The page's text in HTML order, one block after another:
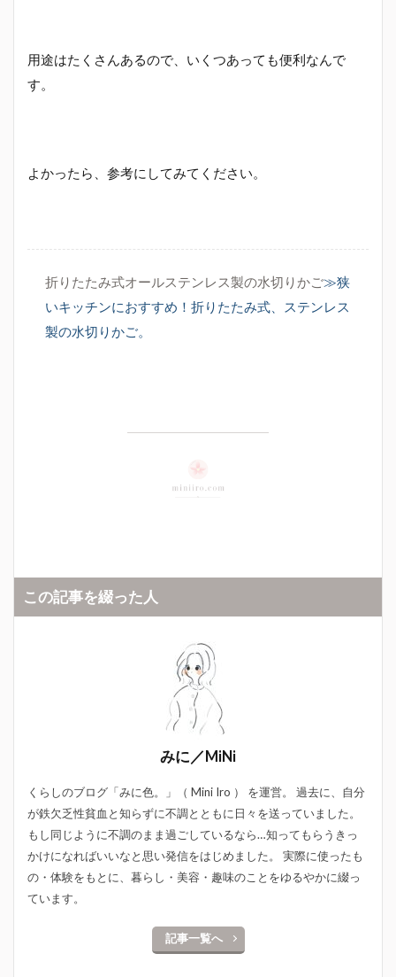
用途はたくさんあるので、いくつあっても便利なんで
す。
よかったら、参考にしてみてください。
折りたたみ式オールステンレス製の水切りかご≫狭
いキッチンにおすすめ！折りたたみ式、ステンレス
製の水切りかご。
この記事を綴った人
みに／MiNi
くらしのブログ「みに色。」（ Mini Iro ） を運営。 過去に、自分
が鉄欠乏性貧血と知らずに不調とともに日々を送っていました。
もし同じように不調のまま過ごしているなら…知ってもらうきっ
かけになればいいなと思い発信をはじめました。 実際に使ったも
の・体験をもとに、暮らし・美容・趣味のことをゆるやかに綴っ
ています。
記事一覧へ